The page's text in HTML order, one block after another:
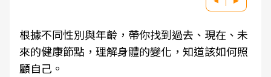
根據不同性別與年齡，帶你找到過去、現在、未
來的健康節點，理解身體的變化，知道該如何照
顧自己。